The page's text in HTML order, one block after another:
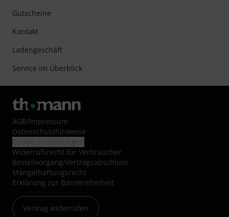
Gutscheine
Kontakt
Ladengeschäft
Service im Überblick
AGB/Impressum
Datenschutzhinweise
Widerrufsrecht für Verbraucher
Bestellvorgang/Vertragsabschluss
Mängelhaftungsrecht
Erklärung zur Barrierefreiheit
Vertrag widerrufen